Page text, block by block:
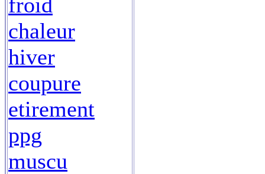
chaleur
hiver
coupure
etirement
ppg
muscu